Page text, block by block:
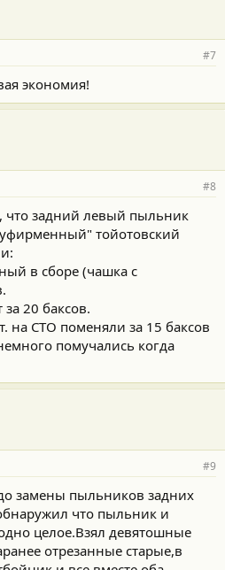
#7
экономия!
#8
что задний левый пыльник
тойотовский
в сборе (чашка с
20 баксов.
на СТО поменяли за 15 баксов
помучались когда
#9
замены пыльников задних
что пыльник и
целое.Взял девятошные
отрезанные старые,в